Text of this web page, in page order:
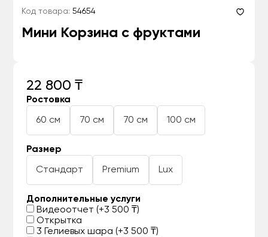
Код товара: 54654
Мини Корзина с фруктами
22 800 ₸
Ростовка
60 см 70 см 70 см 100 см
Размер
Стандарт Premium Lux
Дополнительные услуги
Видеоотчет (+3 500 ₸)
Открытка
3 Гелиевых шара (+3 500 ₸)